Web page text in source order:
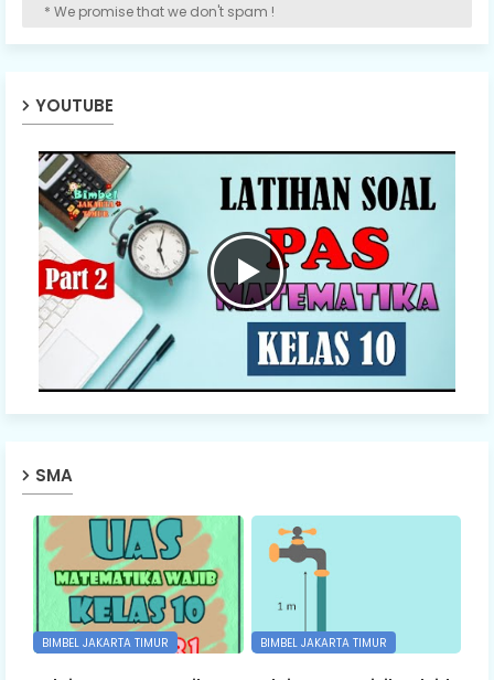
* We promise that we don't spam !
YOUTUBE
SMA
BIMBEL JAKARTA TIMUR BIMBEL JAKARTA TIMUR